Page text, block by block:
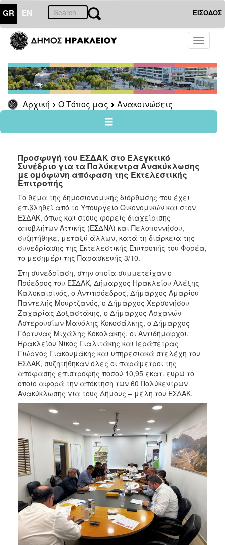
GR EN ΕΙΣΟΔΟΣ
Toggle
Αρχική Ο Τόπος μας Ανακοινώσεις
ΤΟΠΟΣ
ΜΑΣ
Ανακοινώσεις
Αρχείο
ΠΟΛΙΤΙΣΜΟΣ
ΑΝΘΕΚΤΙΚΗ
ΠΟΛΗ
Προσφυγή του ΕΣΔΑΚ στο Ελεγκτικό
Συνέδριο για τα Πολύκεντρα Ανακύκλωσης
με ομόφωνη απόφαση της Εκτελεστικής
Επιτροπής
Το θέμα της δημοσιονομικής διόρθωσης που έχει
επιβληθεί από το Υπουργείο Οικονομικών και στον
ΕΣΔΑΚ, όπως και στους φορείς διαχείρισης
αποβλήτων Αττικής (ΕΣΔΝΑ) και Πελοποννήσου,
συζητήθηκε, μεταξύ άλλων, κατά τη διάρκεια της
συνεδρίασης της Εκτελεστικής Επιτροπής του Φορέα,
το μεσημέρι της Παρασκευής 3/10.
Στη συνεδρίαση, στην οποία συμμετείχαν ο
Πρόεδρος του ΕΣΔΑΚ, Δήμαρχος Ηρακλείου Αλέξης
Καλοκαιρινός, ο Αντιπρόεδρος, Δήμαρχος Αμαρίου
Παντελής Μουρτζανός, ο Δήμαρχος Χερσονήσου
Ζαχαρίας Δοξαστάκης, ο Δήμαρχος Αρχανών -
Αστερουσίων Μανόλης Κοκοσάλκης, ο Δήμαρχος
Γόρτυνας Μιχάλης Κοκολακης, οι Αντιδήμαρχοι,
Ηρακλείου Νίκος Γιαλιτάκης και Ιεράπετρας
Γιώργος Γιακουμάκης και υπηρεσιακά στελέχη του
ΕΣΔΑΚ, συζητήθηκαν όλες οι παράμετροι της
απόφασης επιστροφής ποσού 10,95 εκατ. ευρώ το
οποίο αφορά την απόκτηση των 60 Πολύκεντρων
Ανακύκλωσης για τους Δήμους – μέλη του ΕΣΔΑΚ.